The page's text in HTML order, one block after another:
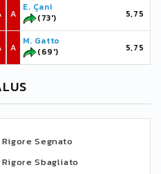
A
E. Çani
(73')
5,75
A
M. Gatto
(69')
5,75
Rigore Segnato
Rigore Sbagliato